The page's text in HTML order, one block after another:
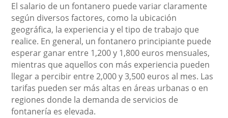
El salario de un fontanero puede variar claramente
según diversos factores, como la ubicación
geográfica, la experiencia y el tipo de trabajo que
realice. En general, un fontanero principiante puede
esperar ganar entre 1,200 y 1,800 euros mensuales,
mientras que aquellos con más experiencia pueden
llegar a percibir entre 2,000 y 3,500 euros al mes. Las
tarifas pueden ser más altas en áreas urbanas o en
regiones donde la demanda de servicios de
fontanería es elevada.